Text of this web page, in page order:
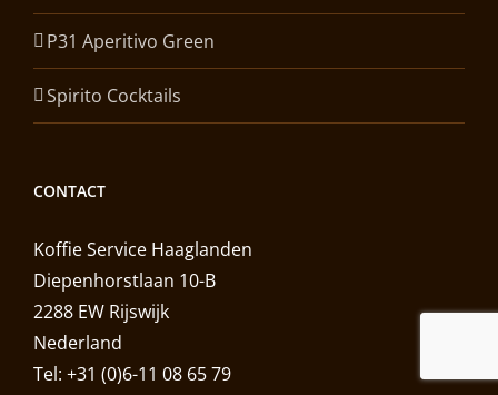
P31 Aperitivo Green
Spirito Cocktails
CONTACT
Koffie Service Haaglanden
Diepenhorstlaan 10-B
2288 EW Rijswijk
Nederland
Tel: +31 (0)6-11 08 65 79